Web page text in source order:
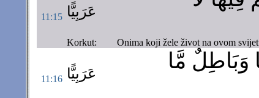
11:15 عَرَبِيًّا
Korkut: Onima koji žele život na ovom
11:16 عَرَبِيًّا
وَبَاطِلٌ مَّا